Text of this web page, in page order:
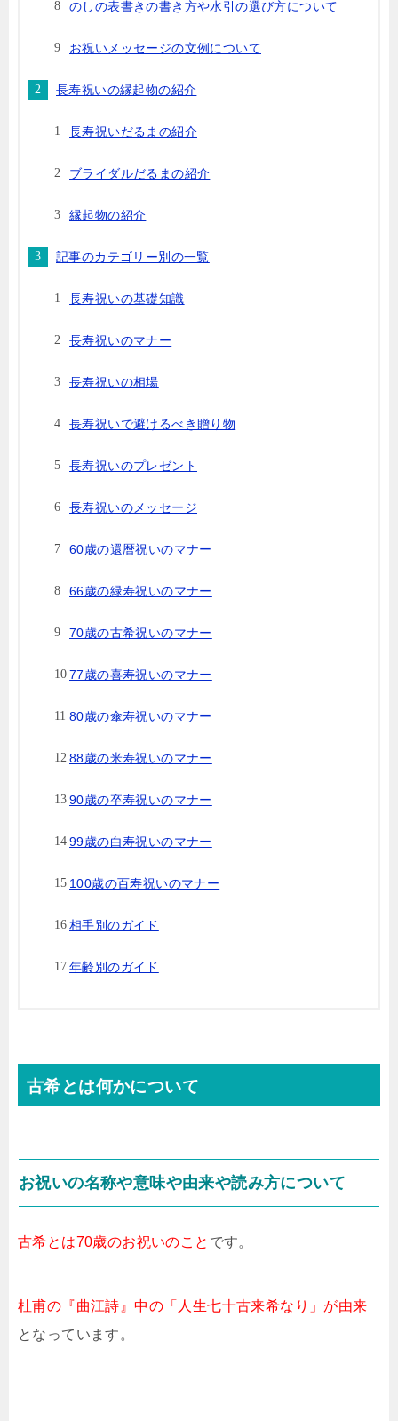
のしの表書きの書き方や水引の選び方について
お祝いメッセージの文例について
長寿祝いの縁起物の紹介
長寿祝いだるまの紹介
ブライダルだるまの紹介
縁起物の紹介
記事のカテゴリー別の一覧
長寿祝いの基礎知識
長寿祝いのマナー
長寿祝いの相場
長寿祝いで避けるべき贈り物
長寿祝いのプレゼント
長寿祝いのメッセージ
60歳の還暦祝いのマナー
66歳の緑寿祝いのマナー
70歳の古希祝いのマナー
77歳の喜寿祝いのマナー
80歳の傘寿祝いのマナー
88歳の米寿祝いのマナー
90歳の卒寿祝いのマナー
99歳の白寿祝いのマナー
100歳の百寿祝いのマナー
相手別のガイド
年齢別のガイド
古希とは何かについて
お祝いの名称や意味や由来や読み方について
古希とは70歳のお祝いのこと です。
杜甫の『曲江詩』中の「人生七十古来希なり」が由来
となっています。